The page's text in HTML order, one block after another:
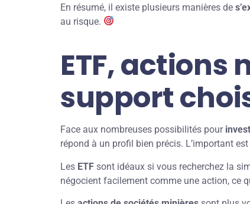
En résumé, il existe plusieurs manières de
au risque.
ETF, actions
support
Face aux nombreuses possibilités pour
répond à un profil bien précis. L’important
Les ETF sont idéaux si vous recherchez la
négocient facilement comme une action, ce